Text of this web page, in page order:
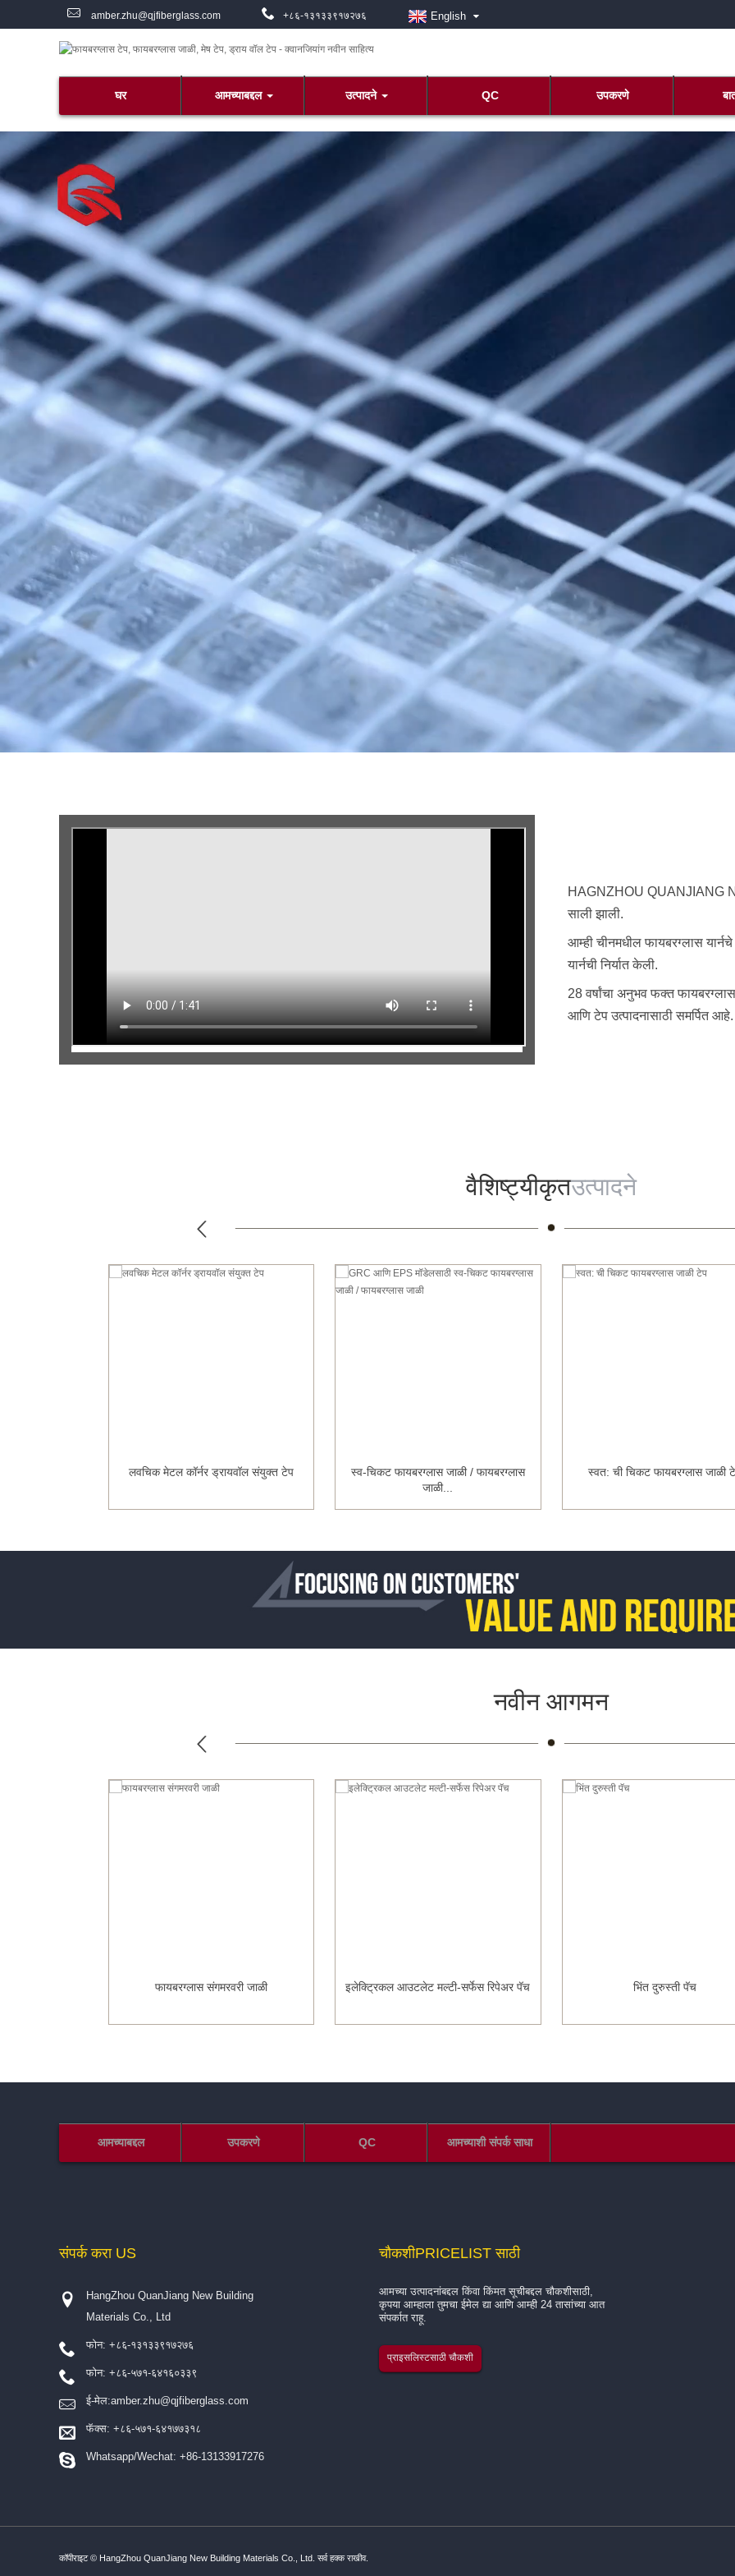
+८६-१३१३३९१७२७६
amber.zhu@qjfiberglass.com English
घर आमच्याबद्दल उत्पादने QC उपकरणे
HAGNZHOU QUANJIANG
साली झाली.
आम्ही चीनमधील फायबरग्लास
यार्नची निर्यात केली.
28 वर्षांचा अनुभव फक्त
आणि टेप उत्पादनासाठी समर्पित आहे.
वैशिष्ट्यीकृतउत्पादने
लवचिक मेटल कॉर्नर ड्रायवॉल संयुक्त टेप
स्व-चिकट फायबरग्लास जाळी / फायबरग्लास
जाळी...
स्वत: ची चिकट फायबरग्लास जाळी
नवीन आगमन
फायबरग्लास संगमरवरी जाळी इलेक्ट्रिकल आउटलेट मल्टी-सर्फेस रिपेअर पॅच भिंत दुरुस्ती पॅच
आमच्याबद्दल उपकरणे QC आमच्याशी संपर्क साधा
संपर्क कराUS
HangZhou QuanJiang New Building
Materials Co., Ltd
फोन: +८६-१३१३३९१७२७६
फोन: +८६-५७१-६४१६०३३९
ई-मेल:amber.zhu@qjfiberglass.com
फॅक्स: +८६-५७१-६४१७७३१८
Whatsapp/Wechat: +86-13133917276
चौकशीPRICELIST साठी
आमच्या उत्पादनांबद्दल किंवा किंमत सूचीबद्दल चौकशीसाठी,
कृपया आम्हाला तुमचा ईमेल द्या आणि आम्ही 24 तासांच्या आत
संपर्कात राहू.
प्राइसलिस्टसाठी चौकशी
आमच्या कंपनीच्या gl बद्दल परिचय...
कॉपीराइट © HangZhou QuanJiang New Building Materials Co., Ltd. सर्व हक्क राखीव.